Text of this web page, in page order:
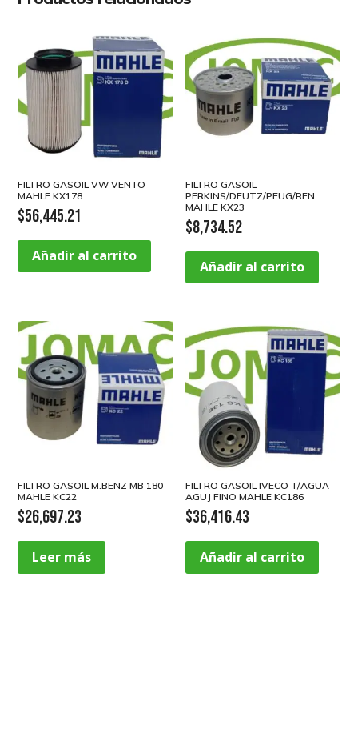
FILTRO GASOIL VW VENTO
MAHLE KX178
$56,445.21
Añadir al carrito
FILTRO GASOIL
PERKINS/DEUTZ/PEUG/REN
MAHLE KX23
$8,734.52
Añadir al carrito
FILTRO GASOIL M.BENZ MB 180
MAHLE KC22
$26,697.23
Leer más
FILTRO GASOIL IVECO T/AGUA
AGUJ FINO MAHLE KC186
$36,416.43
Añadir al carrito